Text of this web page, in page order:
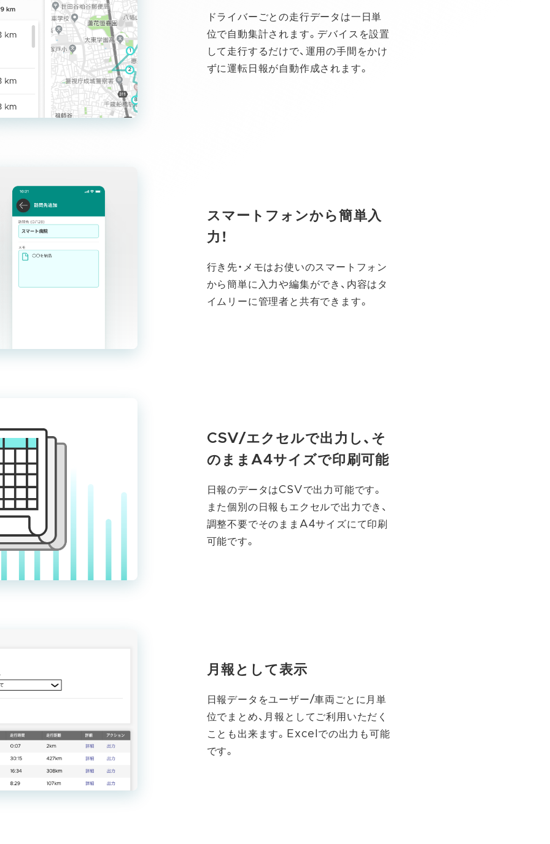
ドライバーごとの走行データは一日単
位で自動集計されます。デバイスを設置
して走行するだけで、運用の手間をかけ
ずに運転日報が自動作成されます。
スマートフォンから簡単入
力！
行き先・メモはお使いのスマートフォン
から簡単に入力や編集ができ、内容はタ
イムリーに管理者と共有できます。
CSV/エクセルで出力し、そ
のままA4サイズで印刷可能
日報のデータはCSVで出力可能です。
また個別の日報もエクセルで出力でき、
調整不要でそのままA4サイズにて印刷
可能です。
月報として表示
日報データをユーザー/車両ごとに月単
位でまとめ、月報としてご利用いただく
ことも出来ます。Excelでの出力も可能
です。